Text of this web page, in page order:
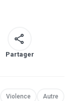
Partager
Violence Autre